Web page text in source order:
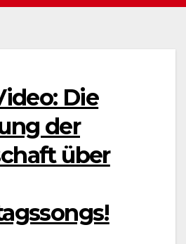
Die
der
über